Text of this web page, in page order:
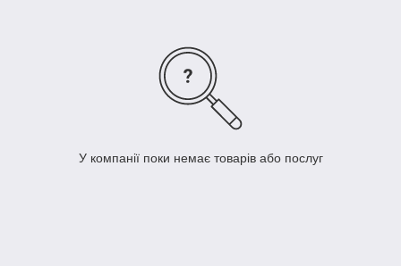
У компанії поки немає товарів або послуг